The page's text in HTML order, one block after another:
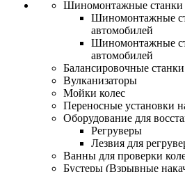
Шиномонтажные станки
Шиномонтажные
автомобилей
Шиномонтажные
автомобилей
Балансировочные станки
Вулканизаторы
Мойки колес
Переносные установки
Оборудование для
Регруверы
Лезвия для
Ванны для проверки
Бустеры (Взрывные